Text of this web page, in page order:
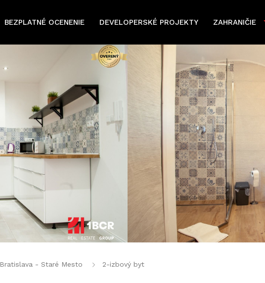
BEZPLATNÉ OCENENIE DEVELOPERSKÉ PROJEKTY ZAHRANIČIE
Bratislava - Staré Mesto 2-izbový byt